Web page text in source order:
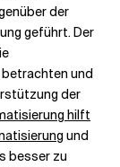
der
geführt. Der
und
der
hilft
und
besser zu